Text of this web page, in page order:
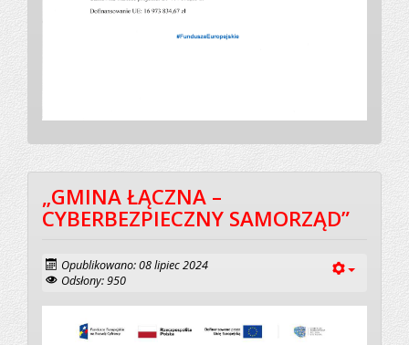
„GMINA ŁĄCZNA –
CYBERBEZPIECZNY SAMORZĄD”
Opublikowano: 08 lipiec 2024
Odsłony: 950